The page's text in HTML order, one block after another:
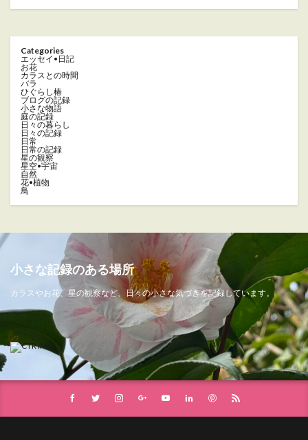
Categories
エッセイ•日記
お花
カラスとの時間
バラ
ひぐらし椿
ブログの記録
小さな物語
庭の記録
日々の暮らし
日々の記録
日常
日常の記録
星の観察
星空•宇宙
自然
花•植物
鳥
小さな記録のある場所
カラスやお花、星の観察など、日々の小さな気づきを記録しています。